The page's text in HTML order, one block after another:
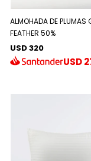
ALMOHADA DE PLUMAS
FEATHER 50%
USD 320
USD